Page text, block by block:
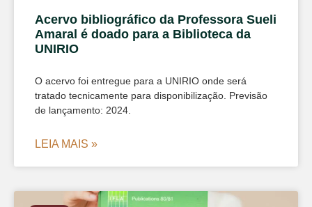
Acervo bibliográfico da Professora Sueli
Amaral é doado para a Biblioteca da
UNIRIO
O acervo foi entregue para a UNIRIO onde será
tratado tecnicamente para disponibilização. Previsão
de lançamento: 2024.
LEIA MAIS »